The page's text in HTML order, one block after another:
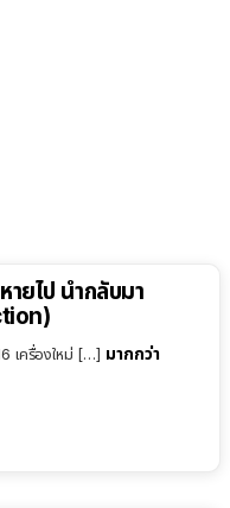
ยไป นำกลับมา
เครื่องใหม่ […] มากกว่า